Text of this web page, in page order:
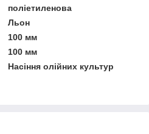
поліетиленова
Льон
100 мм
100 мм
Насіння олійних культур